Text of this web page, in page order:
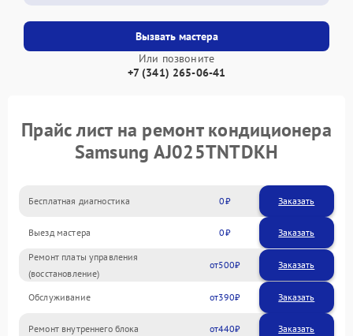
Вызвать мастера
Или позвоните
+7 (341) 265-06-41
Прайс лист на ремонт кондиционера
Samsung AJ025TNTDKH
Бесплатная диагностика 0 Заказать
Выезд мастера 0 Заказать
Ремонт платы управления
(восстановление)
500
Обслуживание 390
Ремонт внутреннего блока 440